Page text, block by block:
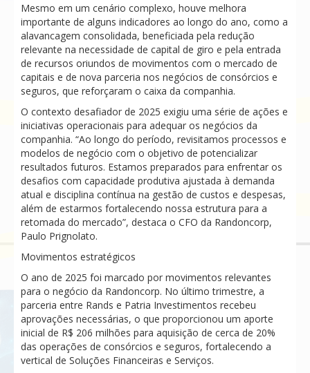
Mesmo em um cenário complexo, houve melhora
importante de alguns indicadores ao longo do ano, como a
alavancagem consolidada, beneficiada pela redução
relevante na necessidade de capital de giro e pela entrada
de recursos oriundos de movimentos com o mercado de
capitais e de nova parceria nos negócios de consórcios e
seguros, que reforçaram o caixa da companhia.
O contexto desafiador de 2025 exigiu uma série de ações e
iniciativas operacionais para adequar os negócios da
companhia. “Ao longo do período, revisitamos processos e
modelos de negócio com o objetivo de potencializar
resultados futuros. Estamos preparados para enfrentar os
desafios com capacidade produtiva ajustada à demanda
atual e disciplina contínua na gestão de custos e despesas,
além de estarmos fortalecendo nossa estrutura para a
retomada do mercado”, destaca o CFO da Randoncorp,
Paulo Prignolato.
Movimentos estratégicos
O ano de 2025 foi marcado por movimentos relevantes
para o negócio da Randoncorp. No último trimestre, a
parceria entre Rands e Patria Investimentos recebeu
aprovações necessárias, o que proporcionou um aporte
inicial de R$ 206 milhões para aquisição de cerca de 20%
das operações de consórcios e seguros, fortalecendo a
vertical de Soluções Financeiras e Serviços.